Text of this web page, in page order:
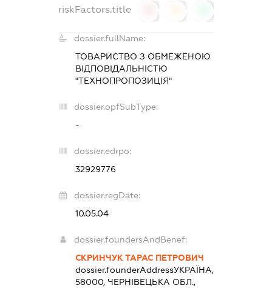
riskFactors.title
dossier.fullName:
ТОВАРИСТВО З ОБМЕЖЕНОЮ
ВІДПОВІДАЛЬНІСТЮ
"ТЕХНОПРОПОЗИЦІЯ"
dossier.opfSubType:
-
dossier.edrpo:
32929776
dossier.regDate:
10.05.04
dossier.foundersAndBenef:
СКРИНЧУК ТАРАС ПЕТРОВИЧ
dossier.founderAddressУКРАЇНА,
58000, ЧЕРНІВЕЦЬКА ОБЛ.,